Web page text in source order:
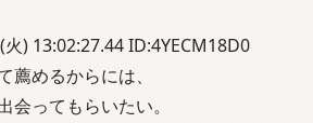
) 13:02:27.44 ID:4YECM18D0
薦めるからには、
会ってもらいたい。